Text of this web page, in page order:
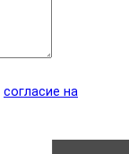
согласие на